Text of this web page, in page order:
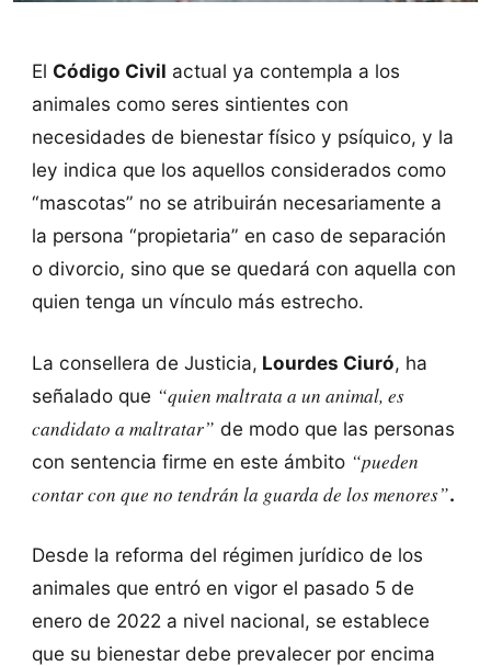
El Código Civil actual ya contempla a los
animales como seres sintientes con
necesidades de bienestar físico y psíquico, y la
ley indica que los aquellos considerados como
“mascotas” no se atribuirán necesariamente a
la persona “propietaria” en caso de separación
o divorcio, sino que se quedará con aquella con
quien tenga un vínculo más estrecho.
La consellera de Justicia, Lourdes Ciuró, ha
señalado que “quien maltrata a un animal, es
candidato a maltratar” de modo que las personas
con sentencia firme en este ámbito “pueden
contar con que no tendrán la guarda de los menores”.
Desde la reforma del régimen jurídico de los
animales que entró en vigor el pasado 5 de
enero de 2022 a nivel nacional, se establece
que su bienestar debe prevalecer por encima